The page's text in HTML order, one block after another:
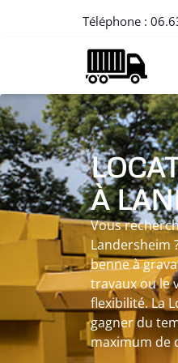
Téléphone :
À
Vous
Landersheim
benne à
travaux ou le
flexibilité. La
gagner du
maximum de